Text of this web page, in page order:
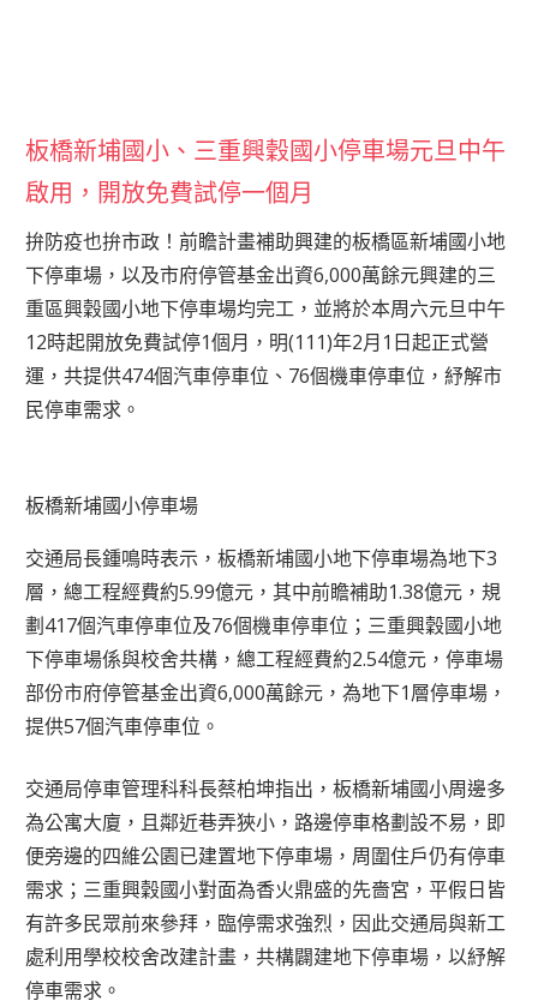
板橋新埔國小、三重興穀國小停車場元旦中午
啟用，開放免費試停一個月
拚防疫也拚市政！前瞻計畫補助興建的板橋區新埔國小地
下停車場，以及市府停管基金出資6,000萬餘元興建的三
重區興穀國小地下停車場均完工，並將於本周六元旦中午
12時起開放免費試停1個月，明(111)年2月1日起正式營
運，共提供474個汽車停車位、76個機車停車位，紓解市
民停車需求。
板橋新埔國小停車場
交通局長鍾鳴時表示，板橋新埔國小地下停車場為地下3
層，總工程經費約5.99億元，其中前瞻補助1.38億元，規
劃417個汽車停車位及76個機車停車位；三重興穀國小地
下停車場係與校舍共構，總工程經費約2.54億元，停車場
部份市府停管基金出資6,000萬餘元，為地下1層停車場，
提供57個汽車停車位。
交通局停車管理科科長蔡柏坤指出，板橋新埔國小周邊多
為公寓大廈，且鄰近巷弄狹小，路邊停車格劃設不易，即
便旁邊的四維公園已建置地下停車場，周圍住戶仍有停車
需求；三重興穀國小對面為香火鼎盛的先嗇宮，平假日皆
有許多民眾前來參拜，臨停需求強烈，因此交通局與新工
處利用學校校舍改建計畫，共構闢建地下停車場，以紓解
停車需求。